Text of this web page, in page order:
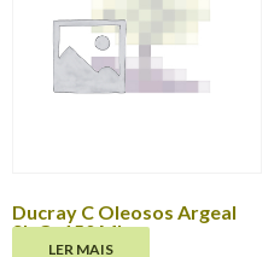
Ducray C Oleosos Argeal
Sh Cr 150 Ml
LER MAIS